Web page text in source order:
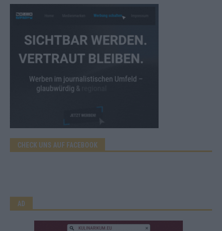
CHECK UNS AUF FACEBOOK
AD